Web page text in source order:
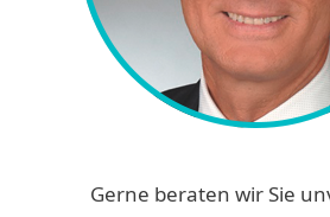
Gerne beraten wir Sie